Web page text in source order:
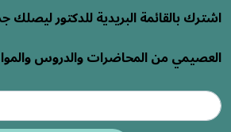
اشترك بالقائمة البريدية للدكتور ليصلك
العصيمي من المحاضرات والدروس